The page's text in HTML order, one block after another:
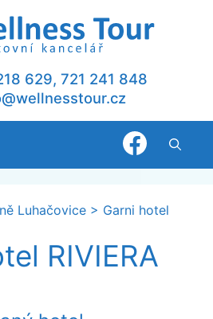
629, 721 241 848
zc.ru
otsse
nllew
Luhačovice > Garni hotel
RIVIERA